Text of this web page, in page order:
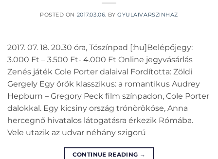
POSTED ON 2017.03.06. BYGYULAIVARSZINHAZ
2017. 07. 18. 20.30 óra, Tószínpad [:hu]Belépőjegy:
3.000 Ft – 3.500 Ft- 4.000 Ft Online jegyvásárlás
Zenés játék Cole Porter dalaival Fordította: Zöldi
Gergely Egy örök klasszikus: a romantikus Audrey
Hepburn – Gregory Peck film színpadon, Cole Porter
dalokkal. Egy kicsiny ország trónörököse, Anna
hercegnő hivatalos látogatásra érkezik Rómába.
Vele utazik az udvar néhány szigorú
CONTINUE READING →